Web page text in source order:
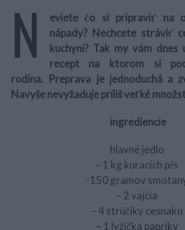
N
eviete čo si pripraviť na
nápady? Nechcete stráviť
kuchyni? Tak my vám dnes
recept na ktorom si
rodina. Preprava je jednoduchá a
Navyše nevyžaduje príliš veľké
ingrediencie
hlavné jedlo
– 1 kg kuracích pŕs
-150 gramov
– 2 vajcia
– 4 strúčiky cesnaku
– 1 lyžička papriky